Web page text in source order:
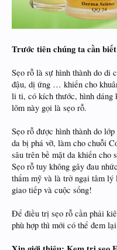
Trước tiên chúng ta cần
Sẹo rỗ là sự hình thành do di
đậu, dị ứng … khiến cho
li ti, có kích thước, hình dáng
lõm này gọi là sẹo rỗ.
Sẹo rỗ được hình thành do
da bị phá vỡ, làm cho chuỗi
sâu trên bề mặt da khiến cho
Sẹo rỗ tuy không gây đau
thẩm mỹ và là trở ngại tâm
giao tiếp và cuộc sống!
Để điều trị sẹo rỗ cần phải
phù hợp thì mới có thể đem